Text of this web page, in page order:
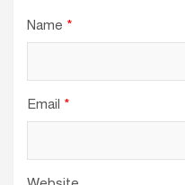
Name *
Email *